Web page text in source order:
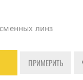
линз
ПРИМЕРИТЬ